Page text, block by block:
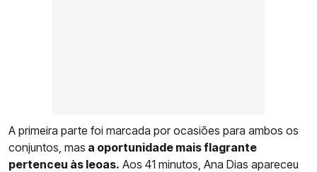
A primeira parte foi marcada por ocasiões para ambos os
conjuntos, mas a oportunidade mais flagrante
pertenceu às leoas. Aos 41 minutos, Ana Dias apareceu